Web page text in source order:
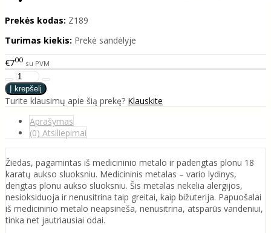
Prekės kodas: Z189
Turimas kiekis: Prekė sandėlyje
€700 su PVM
Turite klausimų apie šią prekę? Klauskite
Aprašymas
(0) Atsiliepimai
Žiedas, pagamintas iš medicininio metalo ir padengtas plonu 18
karatų aukso sluoksniu. Medicininis metalas – vario lydinys,
dengtas plonu aukso sluoksniu. Šis metalas nekelia alergijos,
nesioksiduoja ir nenusitrina taip greitai, kaip bižuterija. Papuošalai
iš medicininio metalo neapsineša, nenusitrina, atsparūs vandeniui,
tinka net jautriausiai odai.